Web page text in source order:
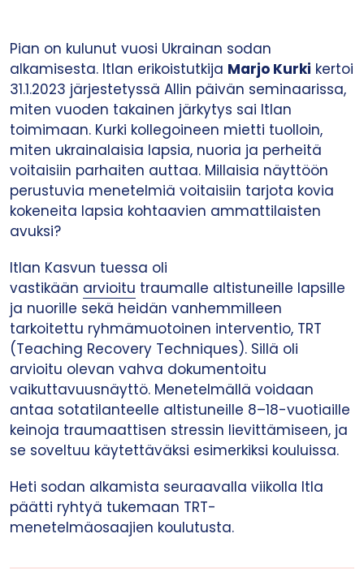
Pian on kulunut vuosi Ukrainan sodan
alkamisesta. Itlan erikoistutkija Marjo Kurki kertoi
31.1.2023 järjestetyssä Allin päivän seminaarissa,
miten vuoden takainen järkytys sai Itlan
toimimaan. Kurki kollegoineen mietti tuolloin,
miten ukrainalaisia lapsia, nuoria ja perheitä
voitaisiin parhaiten auttaa. Millaisia näyttöön
perustuvia menetelmiä voitaisiin tarjota kovia
kokeneita lapsia kohtaavien ammattilaisten
avuksi?
Itlan Kasvun tuessa oli
vastikään arvioitu traumalle altistuneille lapsille
ja nuorille sekä heidän vanhemmilleen
tarkoitettu ryhmämuotoinen interventio, TRT
(Teaching Recovery Techniques). Sillä oli
arvioitu olevan vahva dokumentoitu
vaikuttavuusnäyttö. Menetelmällä voidaan
antaa sotatilanteelle altistuneille 8–18-vuotiaille
keinoja traumaattisen stressin lievittämiseen, ja
se soveltuu käytettäväksi esimerkiksi kouluissa.
Heti sodan alkamista seuraavalla viikolla Itla
päätti ryhtyä tukemaan TRT-
menetelmäosaajien koulutusta.